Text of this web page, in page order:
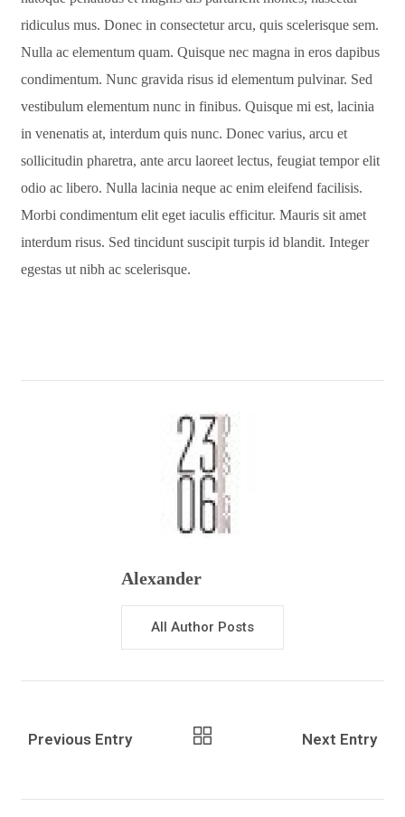
ridiculus mus. Donec in consectetur arcu, quis scelerisque sem.
Nulla ac elementum quam. Quisque nec magna in eros dapibus
condimentum. Nunc gravida risus id elementum pulvinar. Sed
vestibulum elementum nunc in finibus. Quisque mi est, lacinia
in venenatis at, interdum quis nunc. Donec varius, arcu et
sollicitudin pharetra, ante arcu laoreet lectus, feugiat tempor elit
odio ac libero. Nulla lacinia neque ac enim eleifend facilisis.
Morbi condimentum elit eget iaculis efficitur. Mauris sit amet
interdum risus. Sed tincidunt suscipit turpis id blandit. Integer
egestas ut nibh ac scelerisque.
Alexander
All Author Posts
Previous Entry Next Entry